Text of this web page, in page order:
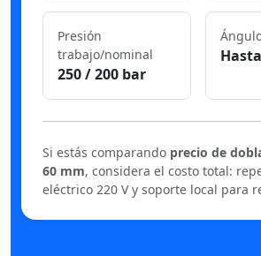
Presión
trabajo/nominal
250 / 200 bar
Si estás comparando precio de
60 mm, considera el costo total:
eléctrico 220 V y soporte local para